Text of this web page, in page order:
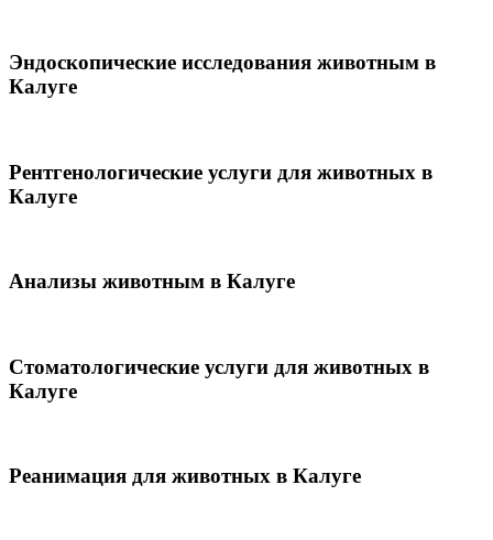
Эндоскопические исследования животным в
Калуге
Рентгенологические услуги для животных в
Калуге
Анализы животным в Калуге
Стоматологические услуги для животных в
Калуге
Реанимация для животных в Калуге